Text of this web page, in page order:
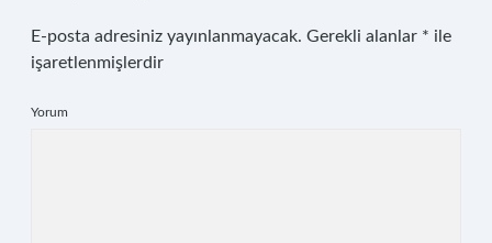
E-posta adresiniz yayınlanmayacak. Gerekli alanlar * ile
işaretlenmişlerdir
Yorum